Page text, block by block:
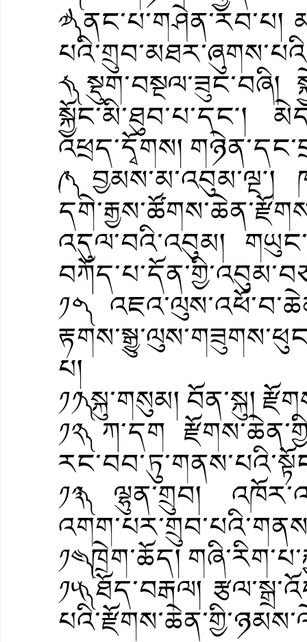
༧༽
༨༽ སྡུག་བསྔལ་ཟུང་བཞི།
སྐྱོང་མི་ཐུབ་པ་དང༌།
འཕྲད་དྭོགས།
༩༽ བྱམས་མ་འབུམ་ལྔ༌།
འདུལ་བའི་འབུམ།
༡༠༽
པ།
༡༡༽ སྐུ་གསུམ། བོན་སྐུ།
༡༢༽ ཀ་དག
༡༣༽ ལྷུན་གྲུབ།
༡༤༽ ཁྲེག་ཆོད།
༡༥༽ ཐོད་བརྒལ།